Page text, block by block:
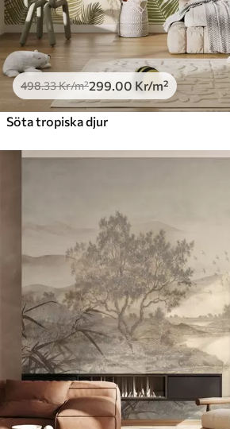
498.33Kr/m²299 .00 Kr/m²
Söta tropiska djur